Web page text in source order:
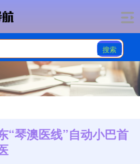
搜索
“琴澳医线”自动小巴首